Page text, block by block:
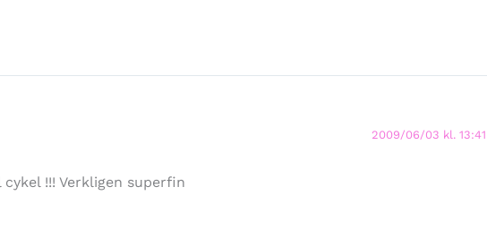
2009/06/03 kl. 13:41
!!! Verkligen superfin